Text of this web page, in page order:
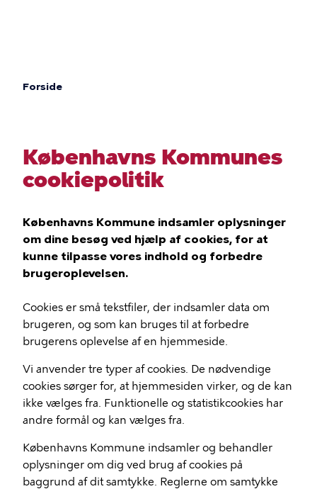
Forside
Københavns Kommunes
cookiepolitik
Københavns Kommune indsamler oplysninger
om dine besøg ved hjælp af cookies, for at
kunne tilpasse vores indhold og forbedre
brugeroplevelsen.
Cookies er små tekstfiler, der indsamler data om
brugeren, og som kan bruges til at forbedre
brugerens oplevelse af en hjemmeside.
Vi anvender tre typer af cookies. De nødvendige
cookies sørger for, at hjemmesiden virker, og de kan
ikke vælges fra. Funktionelle og statistikcookies har
andre formål og kan vælges fra.
Københavns Kommune indsamler og behandler
oplysninger om dig ved brug af cookies på
baggrund af dit samtykke. Reglerne om samtykke